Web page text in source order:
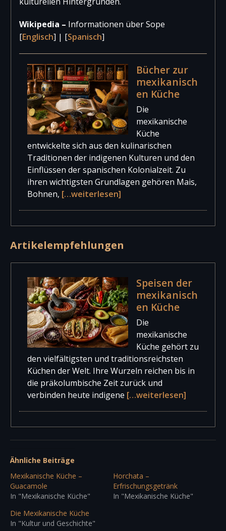
Wikipedia – Informationen über Sope
[Englisch] | [Spanisch]
Bücher zur
mexikanisch
en Küche
Die
mexikanische
Küche
entwickelte sich aus den kulinarischen
Traditionen der indigenen Kulturen und den
Einflüssen der spanischen Kolonialzeit. Zu
ihren wichtigsten Grundlagen gehören Mais,
Bohnen, […weiterlesen]
Artikelempfehlungen
Speisen der
mexikanisch
en Küche
Die
mexikanische
Küche gehört zu
den vielfältigsten und traditionsreichsten
Küchen der Welt. Ihre Wurzeln reichen bis in
die präkolumbische Zeit zurück und
verbinden heute indigene […weiterlesen]
Ähnliche Beiträge
Mexikanische Küche –
Guacamole
In "Mexikanische Küche"
Horchata –
Erfrischungsgetränk
In "Mexikanische Küche"
Die Mexikanische Küche
In "Kultur und Geschichte"